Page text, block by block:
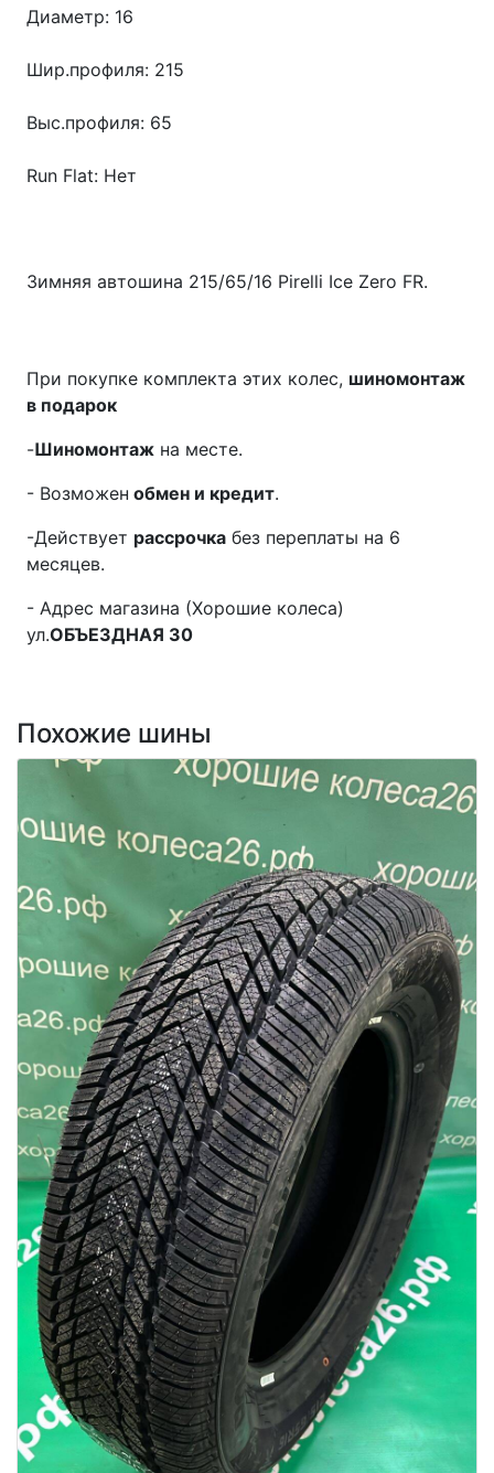
Диаметр: 16
Шир.профиля: 215
Выс.профиля: 65
Run Flat: Нет
Зимняя автошина 215/65/16 Pirelli Ice Zero FR.
При покупке комплекта этих колес, шиномонтаж
в подарок
-Шиномонтаж на месте.
- Возможен обмен и кредит.
-Действует рассрочка без переплаты на 6
месяцев.
- Адрес магазина (Хорошие колеса)
ул.ОБЪЕЗДНАЯ 30
Похожие шины